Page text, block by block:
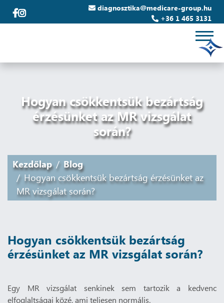
diagnosztika@medicare-group.hu
+36 1 465 3131
Hogyan csökkentsük bezártság
érzésünket az MR vizsgálat
során?
Kezdőlap
Blog
Hogyan csökkentsük bezártság érzésünket az
MR vizsgálat során?
Hogyan csökkentsük bezártság
érzésünket az MR vizsgálat során?
Egy MR vizsgálat senkinek sem tartozik a kedvenc
elfoglaltságai közé, ami teljesen normális.